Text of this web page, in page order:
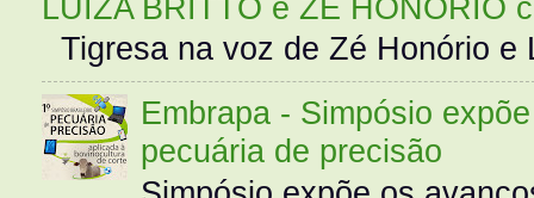
Tigresa na voz de Zé Honório
Embrapa - Simpósio
pecuária de precisão